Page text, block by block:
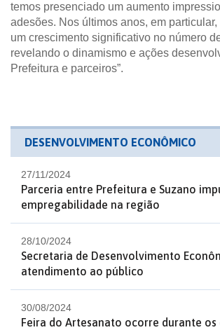
temos presenciado um aumento
adesões. Nos últimos anos, em
um crescimento significativo no número
revelando o dinamismo e ações
Prefeitura e parceiros”.
DESENVOLVIMENTO ECONÔMICO
27/11/2024
Parceria entre Prefeitura e Suzano
empregabilidade na região
28/10/2024
Secretaria de Desenvolvimento
atendimento ao público
30/08/2024
Feira do Artesanato ocorre durante os